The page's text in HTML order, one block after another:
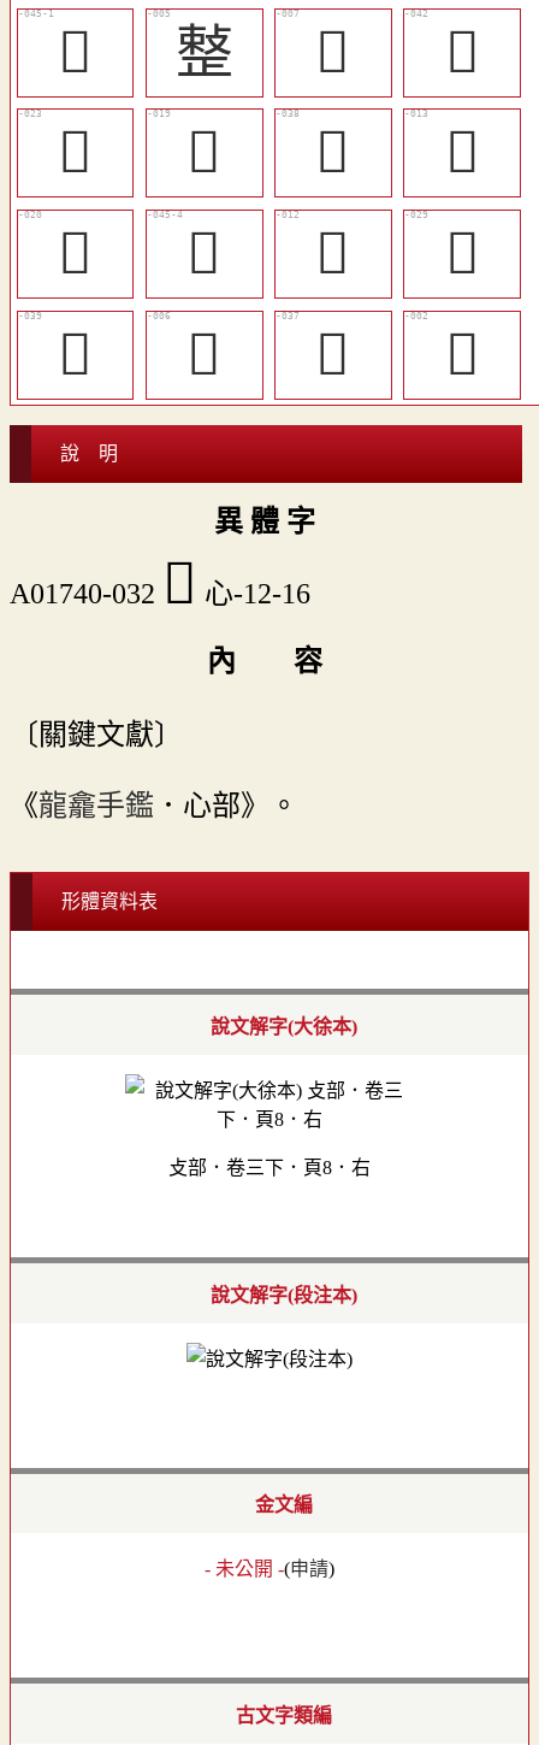
󲠙
𢿫 󲟸
󲠗
󲠈
󲠄 󲠕
󲟾
󲠅
󲠜 󲟽
󲠍
󲠖
𣦔 󲠔 󲟶
說 明
異 體 字
A01740-032 󲠐 心-12-16
內 容
〔關鍵文獻〕
《龍龕手鑑 ．心部》。
形體資料表
說文解字(大徐本)
攴部．卷三下．頁8．右
說文解字(段注本)
金文編
- 未公開 -(申請)
古文字類編